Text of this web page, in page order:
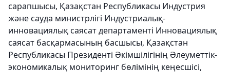
сарапшысы, Қазақстан Республикасы Индустрия
және сауда министрлігі Индустриалық-
инновациялық саясат департаменті Инновациялық
саясат басқармасының басшысы, Қазақстан
Республикасы Президенті Әкімшілігінің Әлеуметтік-
экономикалық мониторинг бөлімінің кеңесшісі,